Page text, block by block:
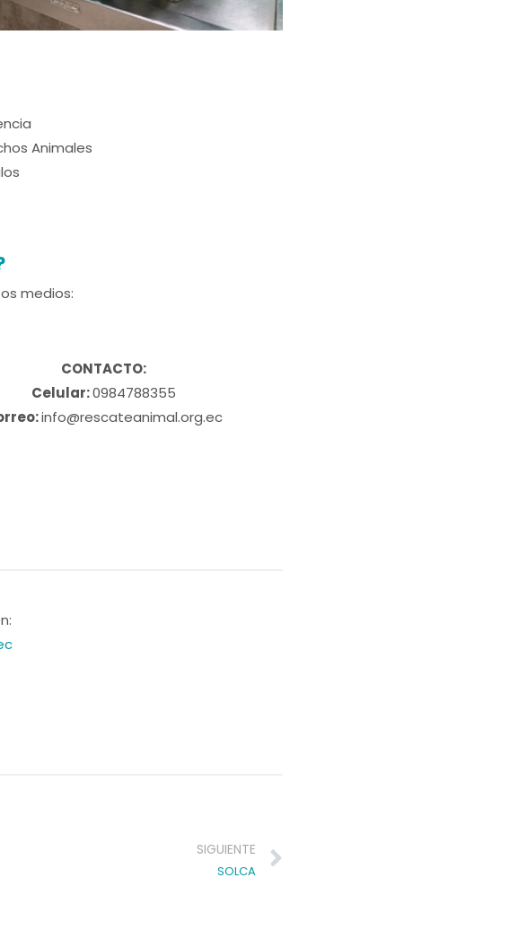
Animales
medios:
CONTACTO:
Celular:0984788355
info@rescateanimal.org.ec
SIGUIENTE
SOLCA